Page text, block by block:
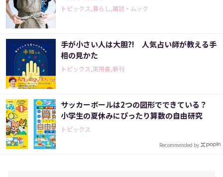
トピックス,暮らし,雑誌・ムック
手が小さい人は大胆?! 人気占い師が教える手
相の見かた
トピックス,実用書,新刊
サッカーボールは2つの図形でできている？
小学生の夏休みにぴったり算数の自由研究
トピックス
Recommended by